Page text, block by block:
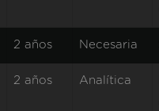
2 años Necesaria
2 años Analítica